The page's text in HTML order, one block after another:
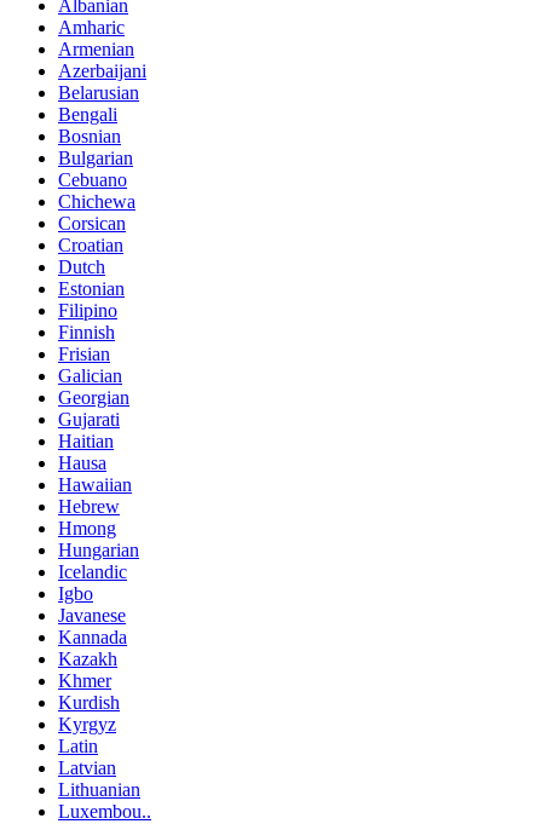
Albanian
Amharic
Armenian
Azerbaijani
Belarusian
Bengali
Bosnian
Bulgarian
Cebuano
Chichewa
Corsican
Croatian
Dutch
Estonian
Filipino
Finnish
Frisian
Galician
Georgian
Gujarati
Haitian
Hausa
Hawaiian
Hebrew
Hmong
Hungarian
Icelandic
Igbo
Javanese
Kannada
Kazakh
Khmer
Kurdish
Kyrgyz
Latin
Latvian
Lithuanian
Luxembou..